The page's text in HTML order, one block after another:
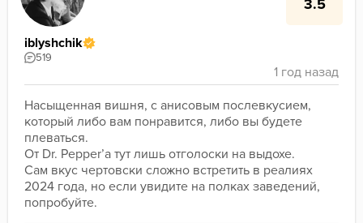
3.5
iblyshchik
519
Насыщенная вишня, с анисовым послевкусием,
который либо вам понравится, либо вы будете
плеваться.
От Dr. Pepper’а тут лишь отголоски на выдохе.
Сам вкус чертовски сложно встретить в реалиях
2024 года, но если увидите на полках заведений,
попробуйте.